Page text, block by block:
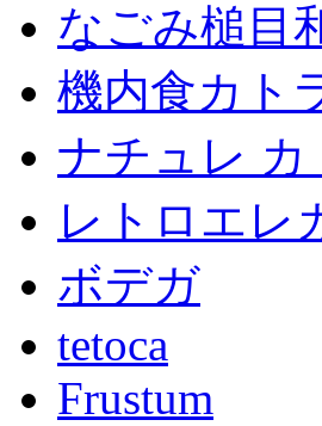
なごみ槌目
機内食カト
ナチュレ カ
レトロエレ
ボデガ
tetoca
Frustum